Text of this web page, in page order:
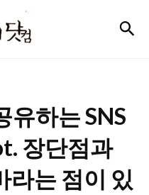
유하는 SNS
장단점과
라는 점이 있